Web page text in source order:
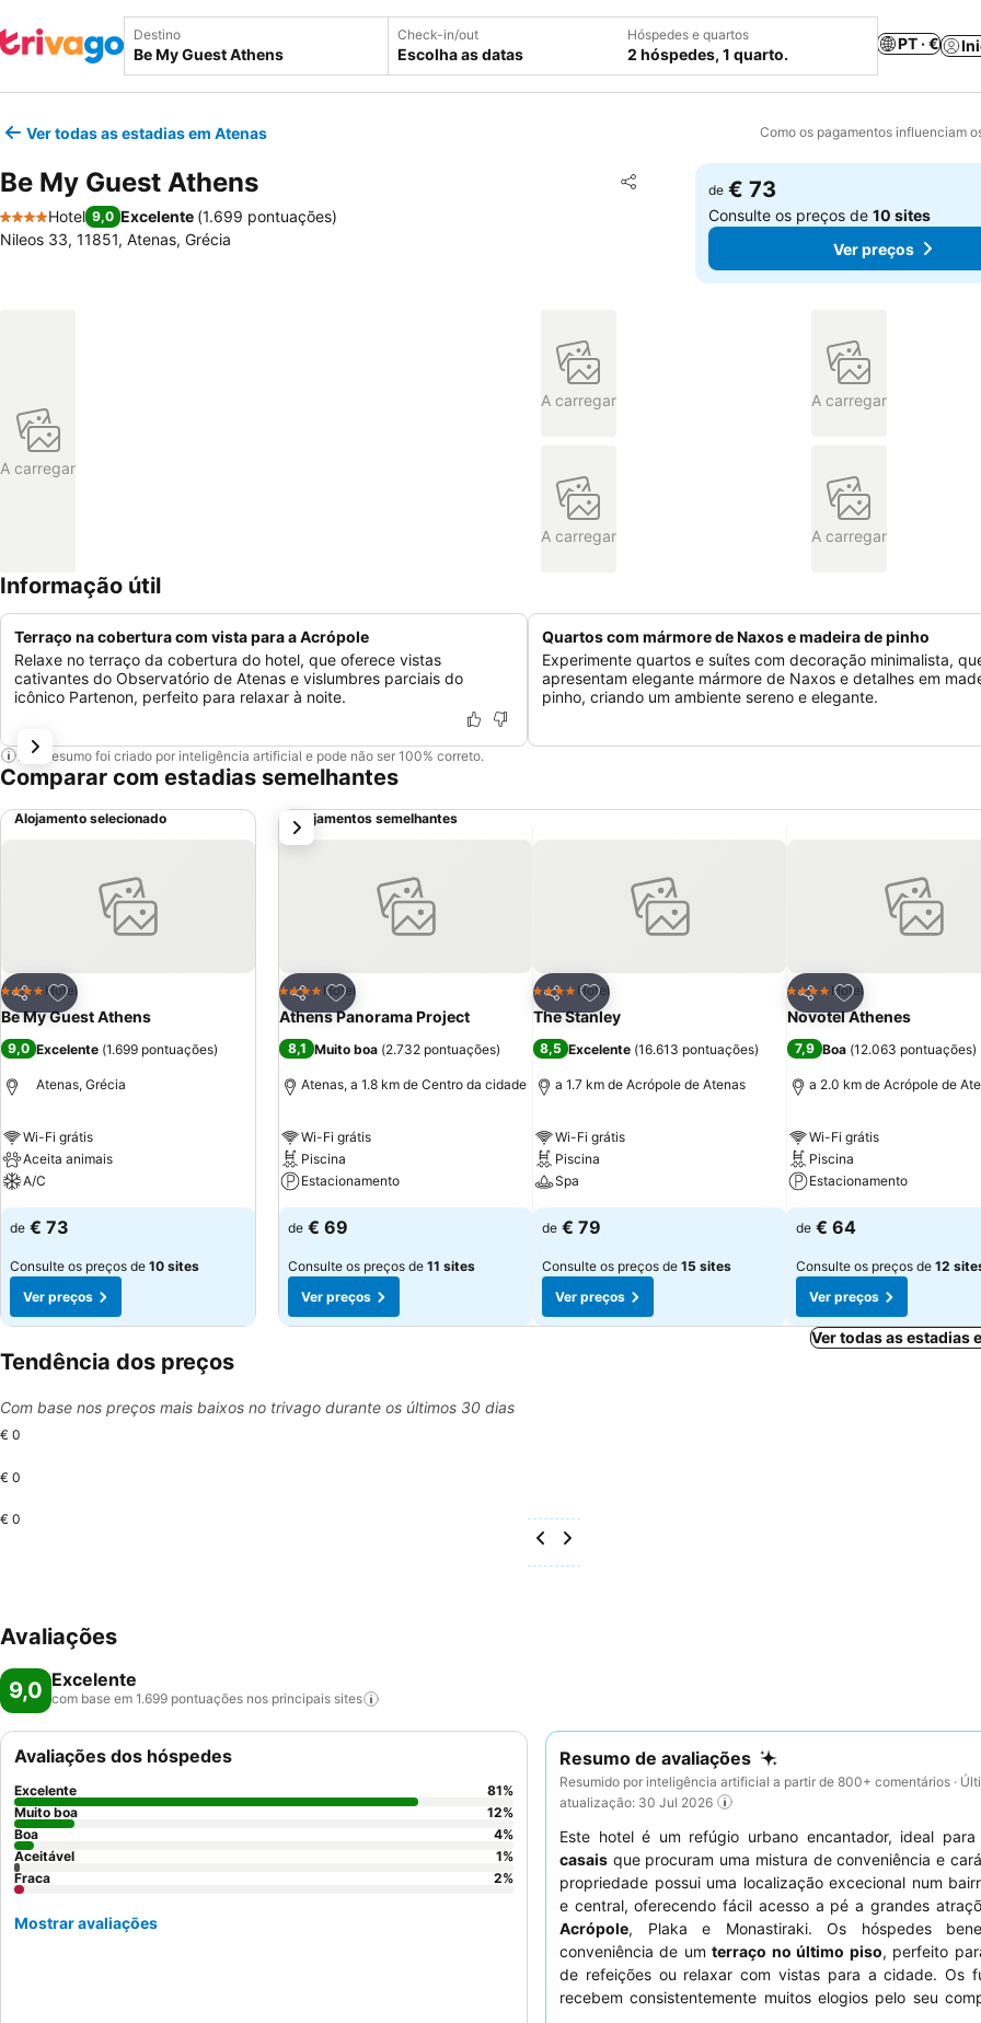
Destino Check-in/out
Escolha as datas
Hóspedes e quartos
2 hóspedes, 1 quarto.
PT · €
Ver todas as estadias em Atenas Como os pagamentos influenciam
Be My Guest Athens Partilhar
Adicionar aos favoritos
4 Estrelas
Hotel 9,0 Excelente (1.699 pontuações)
Nileos 33, 11851, Atenas, Grécia
de € 73
Consulte os preços de10 sites
Ver preços
A carregar
A carregar A carregar
A carregar A carregar
Informação útil
Terraço na cobertura com vista para a Acrópole
Relaxe no terraço da cobertura do hotel, que oferece vistas
cativantes do Observatório de Atenas e vislumbres parciais do
icônico Partenon, perfeito para relaxar à noite.
Quartos com mármore de Naxos e madeira de pinho
Experimente quartos e suítes com decoração minimalista,
apresentam elegante mármore de Naxos e detalhes em
pinho, criando um ambiente sereno e elegante.
Este resumo foi criado por inteligência artificial e pode não ser 100% correto.
Comparar com estadias semelhantes
Alojamento selecionado
Partilhar
Adicionar aos favoritos
4 EstrelasHotel
Be My Guest Athens
9,0 Excelente (1.699 pontuações)
Atenas, Grécia
Wi-Fi grátis
Aceita animais
A/C
de € 73
Consulte os preços de 10 sites
Ver preços
Alojamentos semelhantes
Partilhar
Adicionar aos favoritos
4 EstrelasHotel
Athens Panorama Project
8,1 Muito boa (2.732 pontuações)
Atenas, a 1.8 km de Centro da cidade
Wi-Fi grátis
Piscina
Estacionamento
de € 69
Consulte os preços de 11 sites
Ver preços
Partilhar
Adicionar aos favoritos
4 EstrelasHotel
The Stanley
8,5 Excelente (16.613 pontuações)
a 1.7 km de Acrópole de Atenas
Wi-Fi grátis
Piscina
Spa
de € 79
Consulte os preços de 15 sites
Ver preços
Partilhar
Adicionar aos
4 EstrelasHotel
Novotel Athenes
7,9 Boa (12.063 pontuações)
a 2.0 km de Acrópole de
Wi-Fi grátis
Piscina
Estacionamento
de € 64
Consulte os preços de 12
Ver preços
próximo
Ver todas as estadias
Tendência dos preços
Com base nos preços mais baixos no trivago durante os últimos 30 dias
€ 0
€ 0
€ 0
Avaliações
9,0 Excelente
com base em 1.699 pontuações nos principais sites
Resumo de avaliações
Resumido por inteligência artificial a partir de 800+ comentários ·
atualização: 30 Jul 2026
Este hotel é um refúgio urbano encantador, ideal
casais que procuram uma mistura de conveniência e
propriedade possui uma localização excecional num
e central, oferecendo fácil acesso a pé a grandes
Acrópole, Plaka e Monastiraki. Os hóspedes
conveniência de umterraço no último piso, perfeito
de refeições ou relaxar com vistas para a cidade. Os
recebem consistentemente muitos elogios pelo seu
Avaliações dos hóspedes
Excelente 81%
Muito boa
12%
Boa
4%
Aceitável
1%
Fraca
2%
Mostrar avaliações